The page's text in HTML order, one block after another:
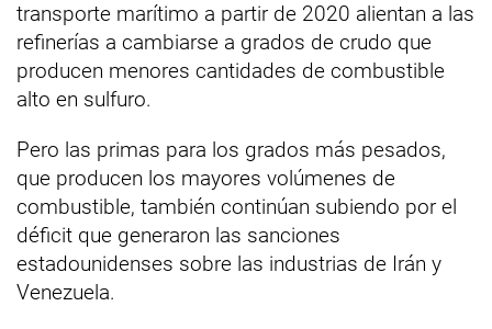
transporte marítimo a partir de 2020 alientan a las
refinerías a cambiarse a grados de crudo que
producen menores cantidades de combustible
alto en sulfuro.
Pero las primas para los grados más pesados,
que producen los mayores volúmenes de
combustible, también continúan subiendo por el
déficit que generaron las sanciones
estadounidenses sobre las industrias de Irán y
Venezuela.